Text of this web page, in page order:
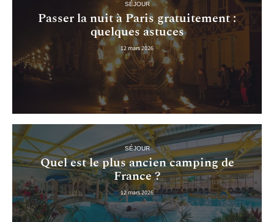
SÉJOUR
Passer la nuit à Paris gratuitement :
quelques astuces
12 mars 2026
SÉJOUR
Quel est le plus ancien camping de
France ?
12 mars 2026